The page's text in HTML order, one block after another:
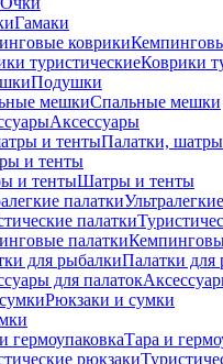
Гамаки
Коврики
Подушки
Спальные мешки
Аксессуары
Палатки,
и тенты
Шатры и тенты
Палатки для
Рюкзаки и сумки
Тара и